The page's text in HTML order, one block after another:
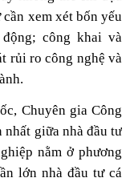
xem xét bốn yếu
công khai và
rủi ro công nghệ và
Chuyên gia Công
giữa nhà đầu tư
nằm ở phương
lớn nhà đầu tư cá